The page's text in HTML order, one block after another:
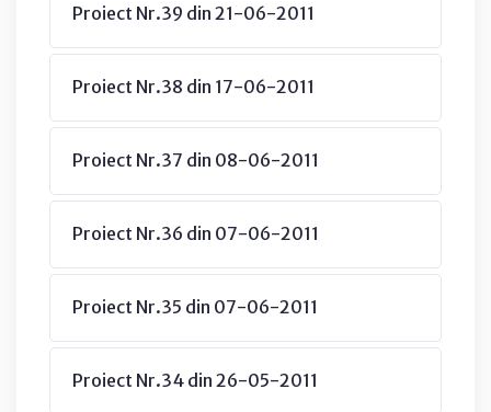
Proiect Nr.39 din 21-06-2011
Proiect Nr.38 din 17-06-2011
Proiect Nr.37 din 08-06-2011
Proiect Nr.36 din 07-06-2011
Proiect Nr.35 din 07-06-2011
Proiect Nr.34 din 26-05-2011